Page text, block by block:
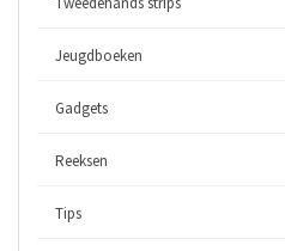
Jeugdboeken
Gadgets
Reeksen
Tips